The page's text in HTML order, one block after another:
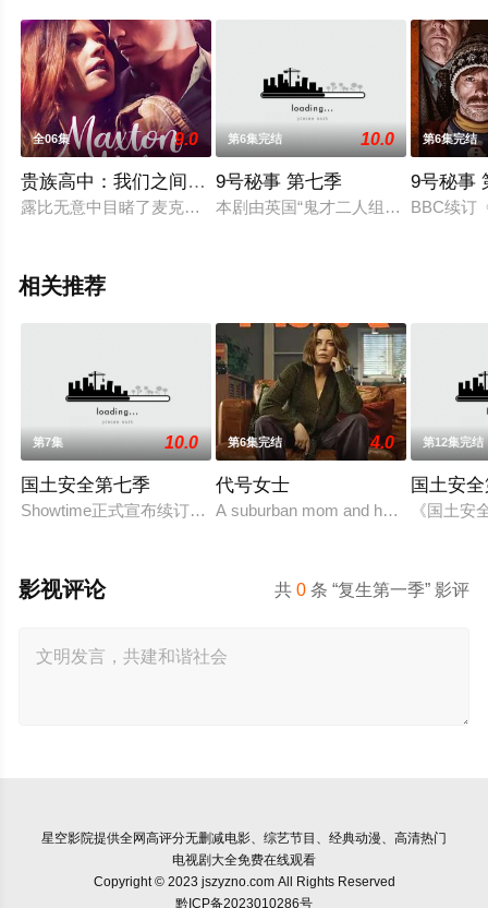
全06集 9.0
贵族高中：我们之间的鸿沟第一季
露比无意中目睹了麦克斯顿霍尔私立高中一个爆炸性的秘密，
第6集完结 10.0
9号秘事 第七季
本剧由英国“鬼才二人组”里斯·谢尔
第6集完结
9号秘事
BBC续订
相关推荐
第7集 10.0
国土安全第七季
Showtime正式宣布续订《国土安全》第7季。
第6集完结 4.0
代号女士
A suburban mom and her high school
第12集完结
国土安
《国土安
共0 条 “复生第一季” 影评
影视评论
星空影院提供全网高评分无删减电影、综艺节目、经典动漫、高清热门
电视剧大全免费在线观看
Copyright © 2023 jszyzno.com All Rights Reserved
黔ICP备2023010286号